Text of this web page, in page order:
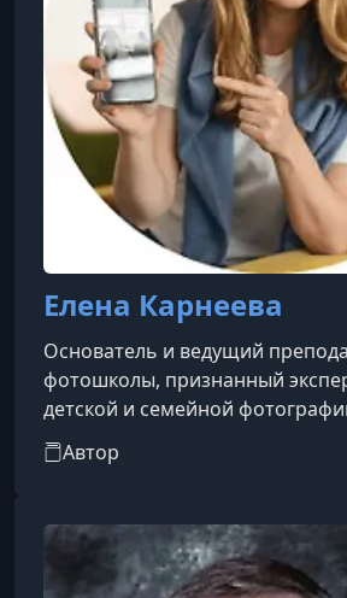
Елена Карнеева
Основатель и ведущий
фотошколы, признанный
детской и семейной
лет она профессионально
индустрии и по праву
России. За годы
деятельности обучение у неё
14 000 учеников из разных
Автор